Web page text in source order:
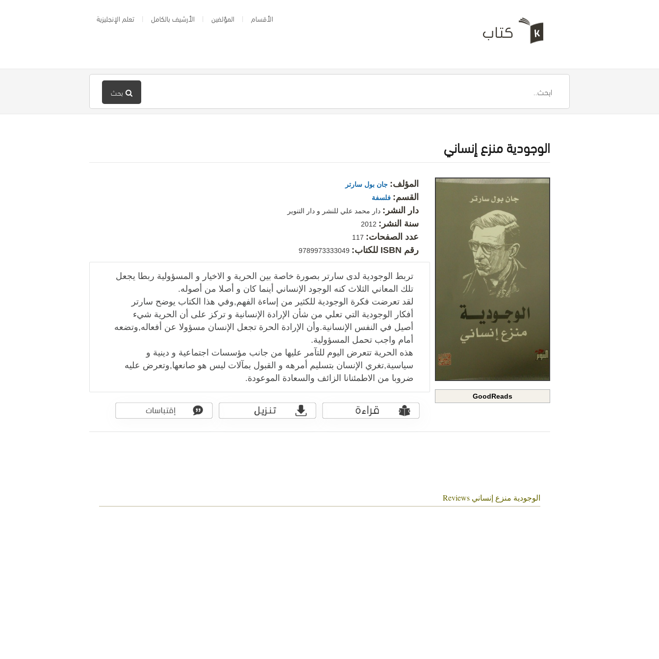
الأقسام المؤلفين الأرشيف بالكامل تعلم الإنجليزية
بحث
الوجودية منزع إنساني
GoodReads
المؤلف: جان بول سارتر
القسم: فلسفة
دار النشر: دار محمد علي للنشر و دار التنوير
سنة النشر:
عدد الصفحات:
رقم ISBN للكتاب: 9789973333049
تربط الوجودية لدى سارتر بصورة خاصة بين الحرية و الاخيار و المسؤولية ربطا يجعل
تلك المعاني الثلاث كنه الوجود الإنساني أينما كان و أصلا من أصوله.
لقد تعرضت فكرة الوجودية للكثير من إساءة الفهم,وفي هذا الكتاب يوضح سارتر
أفكار الوجودية التي تعلي من شأن الإرادة الإنسانية و تركز على أن الحرية شيء
أصيل في النفس الإنسانية.وأن الإرادة الحرة تجعل الإنسان مسؤولا عن أفعاله,وتضعه
أمام واجب تحمل المسؤولية.
هذه الحرية تتعرض اليوم للتآمر عليها من جانب مؤسسات اجتماعية و دينية و
سياسية,تغري الإنسان بتسليم أمرهه و القبول بمآلات ليس هو صانعها,وتعرض عليه
ضروبا من الاطمئنانا الزائف والسعادة الموعودة.
الوجودية منزع إنساني Reviews